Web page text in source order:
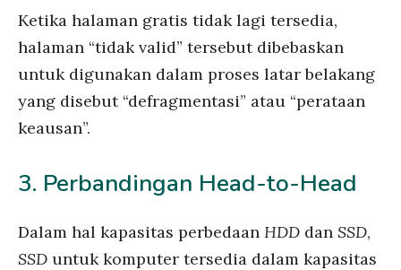
Ketika halaman gratis tidak lagi tersedia,
halaman “tidak valid” tersebut dibebaskan
untuk digunakan dalam proses latar belakang
yang disebut “defragmentasi” atau “perataan
keausan”.
3. Perbandingan Head-to-Head
Dalam hal kapasitas perbedaan HDD dan SSD,
SSD untuk komputer tersedia dalam kapasitas